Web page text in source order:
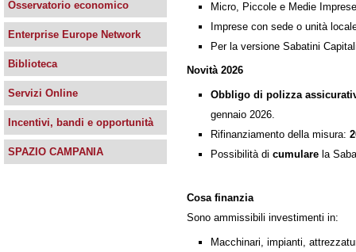
Micro, Piccole e Medie
Imprese con sede o unità
Per la versione Sabatini
Novità 2026
Obbligo di polizza
gennaio 2026.
Rifinanziamento della misura:
Possibilità di cumulare la
Cosa finanzia
Sono ammissibili investimenti in:
Macchinari, impianti,
Osservatorio economico
Enterprise Europe Network
Biblioteca
Servizi Online
Incentivi, bandi e opportunità
SPAZIO CAMPANIA